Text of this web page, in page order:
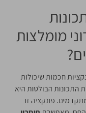
מומלצות
חכמות שיכולות
התכונות הבולטות היא
פונקציה זו